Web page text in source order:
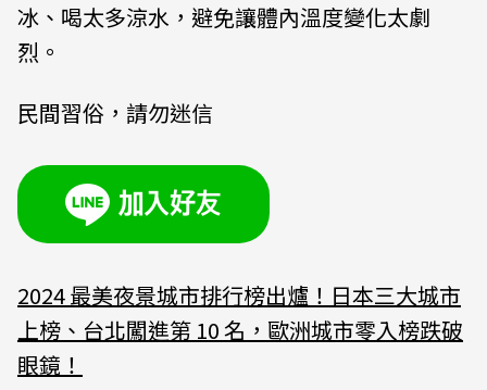
冰、喝太多涼水，避免讓體內溫度變化太劇
烈。
民間習俗，請勿迷信
2024 最美夜景城市排行榜出爐！日本三大城市
上榜、台北闖進第 10 名，歐洲城市零入榜跌破
眼鏡！